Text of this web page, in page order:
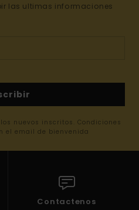
las ultimas informaciones
nuevos inscritos. Condiciones
el email de bienvenida
Contactenos